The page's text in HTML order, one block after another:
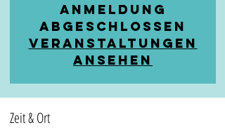
Anmeldung
abgeschlossen
Veranstaltungen
ansehen
Zeit & Ort